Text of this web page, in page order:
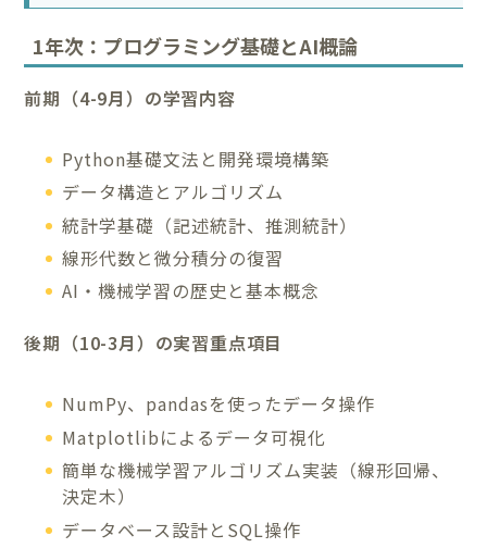
1年次：プログラミング基礎とAI概論
前期（4-9月）の学習内容
Python基礎文法と開発環境構築
データ構造とアルゴリズム
統計学基礎（記述統計、推測統計）
線形代数と微分積分の復習
AI・機械学習の歴史と基本概念
後期（10-3月）の実習重点項目
NumPy、pandasを使ったデータ操作
Matplotlibによるデータ可視化
簡単な機械学習アルゴリズム実装（線形回帰、
決定木）
データベース設計とSQL操作